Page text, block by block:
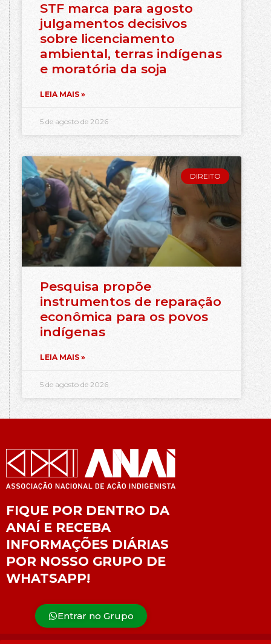
STF marca para agosto
julgamentos decisivos
sobre licenciamento
ambiental, terras indígenas
e moratória da soja
LEIA MAIS »
5 de agosto de 2026
DIREITO
Pesquisa propõe
instrumentos de reparação
econômica para os povos
indígenas
LEIA MAIS »
5 de agosto de 2026
FIQUE POR DENTRO DA
ANAÍ E RECEBA
INFORMAÇÕES DIÁRIAS
POR NOSSO GRUPO DE
WHATSAPP!
Entrar no Grupo